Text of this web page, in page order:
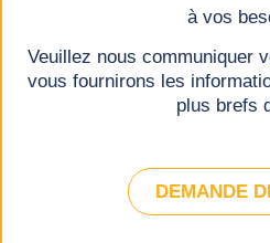
à vos
Veuillez nous communiquer
vous fournirons les
plus brefs
DEMANDE